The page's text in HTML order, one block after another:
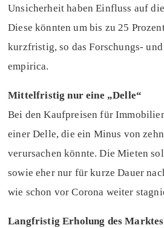
Unsicherheit haben Einfluss auf
Diese könnten um bis zu 25
kurzfristig, so das Forschungs-
empirica.
Mittelfristig nur eine „Delle“
Bei den Kaufpreisen für
einer Delle, die ein Minus von
verursachen könnte. Die Mieten
sowie eher nur für kurze Dauer
wie schon vor Corona weiter
Langfristig Erholung des Marktes